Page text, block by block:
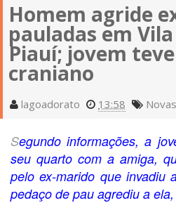
Homem agride
pauladas em
Piauí; jovem
craniano
lagoadorato 13:58 Novas
Segundo informações, a
seu quarto com a amiga,
pelo ex-marido que invadiu
pedaço de pau agrediu a